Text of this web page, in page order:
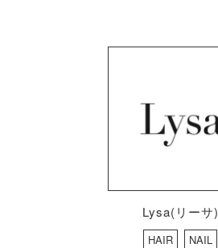
Lysa(リーサ)
HAIR NAIL